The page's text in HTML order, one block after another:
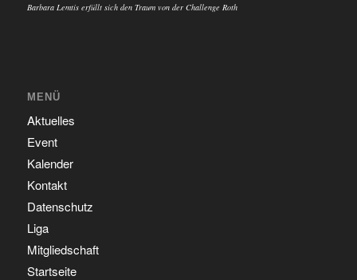
Barbara Lemtis erfüllt sich den Traum von der Challenge Roth
MENÜ
Aktuelles
Event
Kalender
Kontakt
Datenschutz
Liga
Mitgliedschaft
Startseite